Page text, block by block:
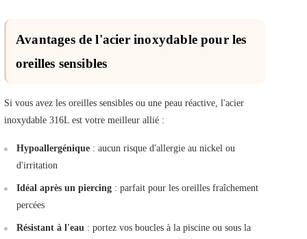
Avantages de l'acier inoxydable pour les
oreilles sensibles
Si vous avez les oreilles sensibles ou une peau réactive, l'acier
inoxydable 316L est votre meilleur allié :
Hypoallergénique : aucun risque d'allergie au nickel ou
d'irritation
Idéal après un piercing : parfait pour les oreilles fraîchement
percées
Résistant à l'eau : portez vos boucles à la piscine ou sous la